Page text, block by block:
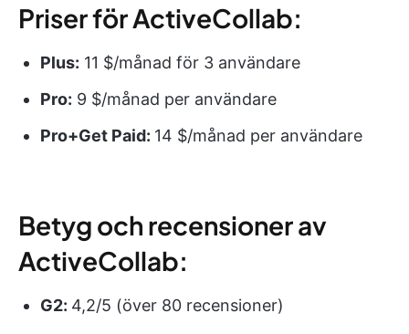
Priser för ActiveCollab:
Plus: 11 $/månad för 3 användare
Pro: 9 $/månad per användare
Pro+Get Paid: 14 $/månad per användare
Betyg och recensioner av
ActiveCollab:
G2: 4,2/5 (över 80 recensioner)